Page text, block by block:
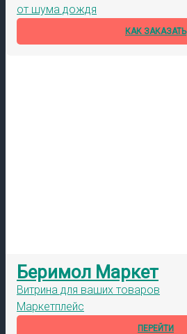
от шума дождя
КАК ЗАКАЗАТЬ
Беримол Маркет
Витрина для ваших товаров
Маркетплейс
ПЕРЕЙТИ